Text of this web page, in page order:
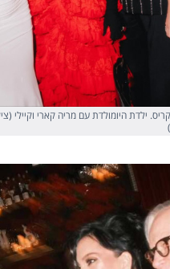
ילדת היומולדת עם מריה קארי וקיילי